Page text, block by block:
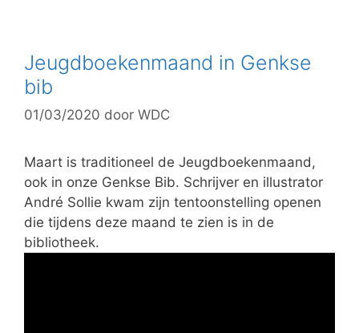
g
o
r
i
ë
n
Jeugdboekenmaand in Genkse
bib
01/03/2020 door WDC
Maart is traditioneel de Jeugdboekenmaand,
ook in onze Genkse Bib. Schrijver en illustrator
André Sollie kwam zijn tentoonstelling openen
die tijdens deze maand te zien is in de
bibliotheek.